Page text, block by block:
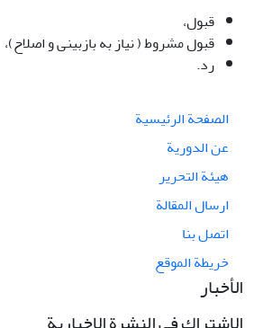
قبول،
قبول مشروط ( نیاز به بازبینی و اصلاح)،
رد.
الصفحة الرئيسية
عن الدورية
هيئة التحرير
ارسال المقالة
اتصل بنا
خريطة الموقع
الأخبار